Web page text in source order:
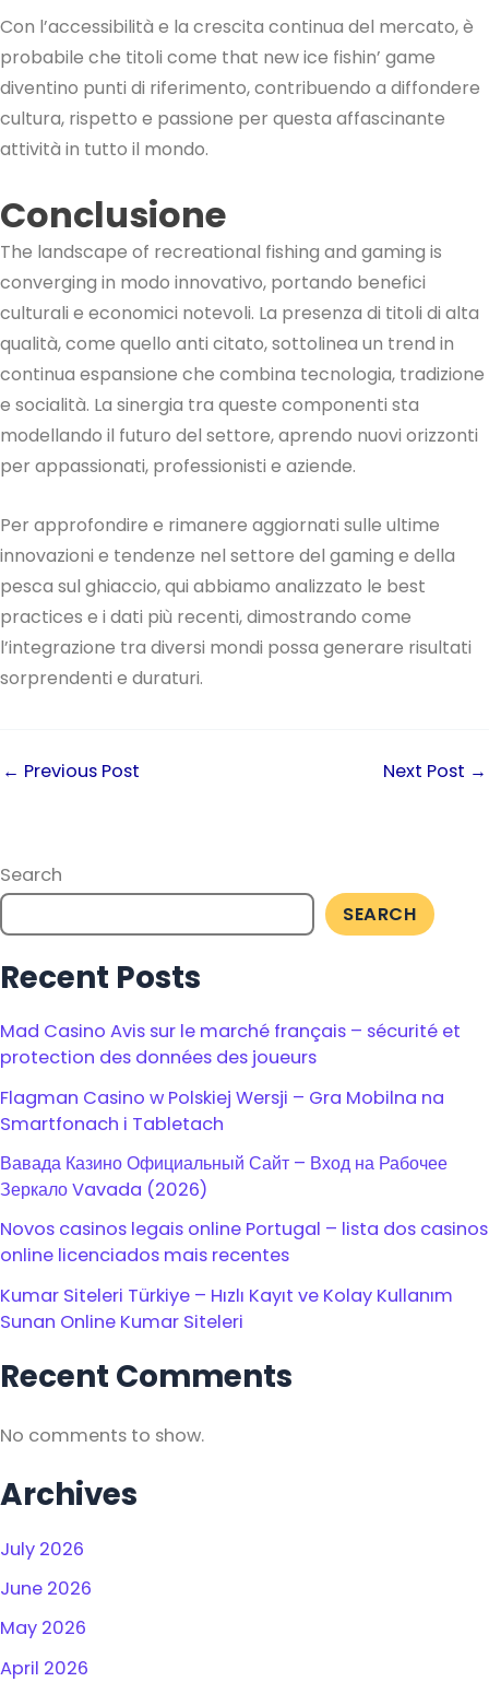
Con l’accessibilità e la crescita continua del mercato, è
probabile che titoli come that new ice fishin’ game
diventino punti di riferimento, contribuendo a diffondere
cultura, rispetto e passione per questa affascinante
attività in tutto il mondo.
Conclusione
The landscape of recreational fishing and gaming is
converging in modo innovativo, portando benefici
culturali e economici notevoli. La presenza di titoli di alta
qualità, come quello anti citato, sottolinea un trend in
continua espansione che combina tecnologia, tradizione
e socialità. La sinergia tra queste componenti sta
modellando il futuro del settore, aprendo nuovi orizzonti
per appassionati, professionisti e aziende.
Per approfondire e rimanere aggiornati sulle ultime
innovazioni e tendenze nel settore del gaming e della
pesca sul ghiaccio, qui abbiamo analizzato le best
practices e i dati più recenti, dimostrando come
l’integrazione tra diversi mondi possa generare risultati
sorprendenti e duraturi.
← Previous Post Next Post →
Search
SEARCH
Recent Posts
Mad Casino Avis sur le marché français – sécurité et
protection des données des joueurs
Flagman Casino w Polskiej Wersji – Gra Mobilna na
Smartfonach i Tabletach
Вавада Казино Официальный Сайт – Вход на Рабочее
Зеркало Vavada (2026)
Novos casinos legais online Portugal – lista dos casinos
online licenciados mais recentes
Kumar Siteleri Türkiye – Hızlı Kayıt ve Kolay Kullanım
Sunan Online Kumar Siteleri
Recent Comments
No comments to show.
Archives
July 2026
June 2026
May 2026
April 2026